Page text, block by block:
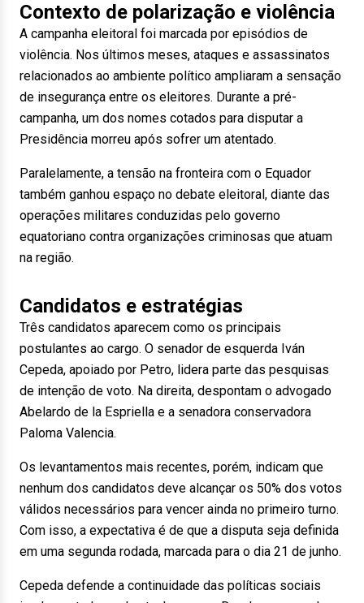
Contexto de polarização e violência
A campanha eleitoral foi marcada por episódios de
violência. Nos últimos meses, ataques e assassinatos
relacionados ao ambiente político ampliaram a sensação
de insegurança entre os eleitores. Durante a pré-
campanha, um dos nomes cotados para disputar a
Presidência morreu após sofrer um atentado.
Paralelamente, a tensão na fronteira com o Equador
também ganhou espaço no debate eleitoral, diante das
operações militares conduzidas pelo governo
equatoriano contra organizações criminosas que atuam
na região.
Candidatos e estratégias
Três candidatos aparecem como os principais
postulantes ao cargo. O senador de esquerda Iván
Cepeda, apoiado por Petro, lidera parte das pesquisas
de intenção de voto. Na direita, despontam o advogado
Abelardo de la Espriella e a senadora conservadora
Paloma Valencia.
Os levantamentos mais recentes, porém, indicam que
nenhum dos candidatos deve alcançar os 50% dos votos
válidos necessários para vencer ainda no primeiro turno.
Com isso, a expectativa é de que a disputa seja definida
em uma segunda rodada, marcada para o dia 21 de junho.
Cepeda defende a continuidade das políticas sociais